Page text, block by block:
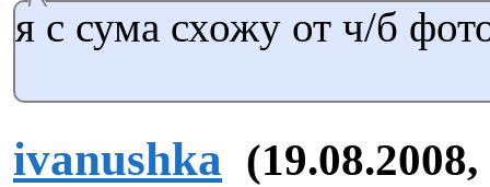
я с сума схожу от ч/б
ivanushka